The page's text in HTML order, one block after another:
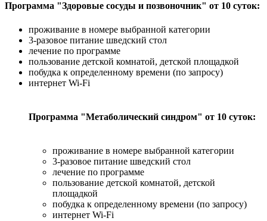
Программа "Здоровые сосуды и позвоночник" от 10 суток:
проживание в номере выбранной категории
3-разовое питание шведский стол
лечение по программе
пользование детской комнатой, детской площадкой
побудка к определенному времени (по запросу)
интернет Wi-Fi
Программа "Метаболический синдром" от 10 суток:
проживание в номере выбранной категории
3-разовое питание шведский стол
лечение по программе
пользование детской комнатой, детской
площадкой
побудка к определенному времени (по запросу)
интернет Wi-Fi